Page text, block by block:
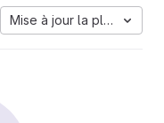
Mise à jour la plus